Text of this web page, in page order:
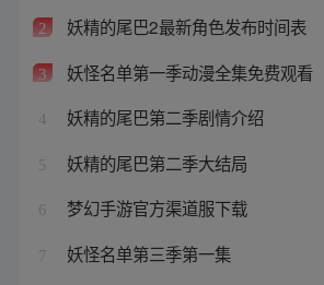
2 妖精的尾巴2最新角色发布时间表
3 妖怪名单第一季动漫全集免费观看
4 妖精的尾巴第二季剧情介绍
5 妖精的尾巴第二季大结局
6 梦幻手游官方渠道服下载
7 妖怪名单第三季第一集